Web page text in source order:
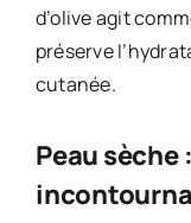
d’olive agit
préserve
cutanée.
Peau sèche